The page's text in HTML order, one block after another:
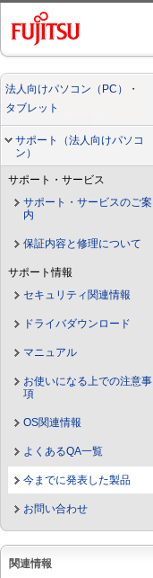
法人向けパソコン（PC）・
タブレット
サポート（法人向けパソコ
ン）
サポート・サービス
サポート・サービスのご案
内
保証内容と修理について
サポート情報
セキュリティ関連情報
ドライバダウンロード
マニュアル
お使いになる上での注意事
項
OS関連情報
よくあるQA一覧
今までに発表した製品
お問い合わせ
関連情報